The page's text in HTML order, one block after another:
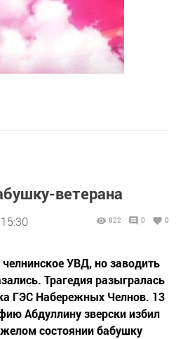
ветерана
822 0 0
УВД, но заводить
Трагедия разыгралась
ГЭС Набережных Челнов. 13
Абдуллину зверски избил
состоянии бабушку